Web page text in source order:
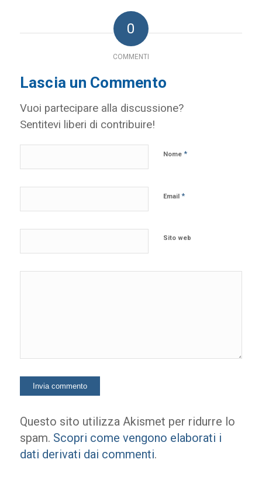
0
COMMENTI
Lascia un Commento
Vuoi partecipare alla discussione?
Sentitevi liberi di contribuire!
Nome *
Email *
Sito web
Questo sito utilizza Akismet per ridurre lo
spam. Scopri come vengono elaborati i
dati derivati dai commenti.